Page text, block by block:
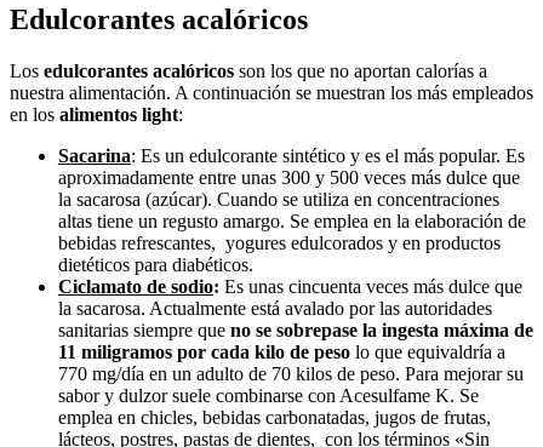
Edulcorantes acalóricos
Los edulcorantes acalóricos son los que no aportan calorías a
nuestra alimentación. A continuación se muestran los más empleados
en los alimentos light:
Sacarina: Es un edulcorante sintético y es el más popular. Es
aproximadamente entre unas 300 y 500 veces más dulce que
la sacarosa (azúcar). Cuando se utiliza en concentraciones
altas tiene un regusto amargo. Se emplea en la elaboración de
bebidas refrescantes, yogures edulcorados y en productos
dietéticos para diabéticos.
Ciclamato de sodio: Es unas cincuenta veces más dulce que
la sacarosa. Actualmente está avalado por las autoridades
sanitarias siempre que no se sobrepase la ingesta máxima de
11 miligramos por cada kilo de peso lo que equivaldría a
770 mg/día en un adulto de 70 kilos de peso. Para mejorar su
sabor y dulzor suele combinarse con Acesulfame K. Se
emplea en chicles, bebidas carbonatadas, jugos de frutas,
lácteos, postres, pastas de dientes, con los términos «Sin